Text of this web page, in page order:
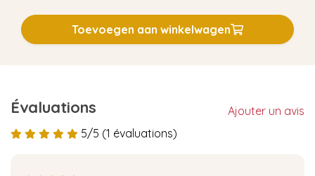
Toevoegen aan winkelwagen
Évaluations
Ajouter un avis
5/5 (1 évaluations)